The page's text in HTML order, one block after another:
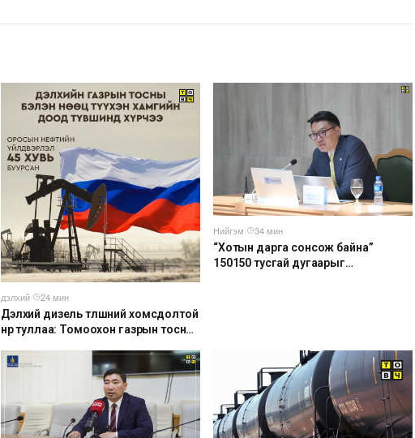
дэлхий·
24 мин
Дэлхий дизель түлшний хомсдолтой
нүүр туллаа: Томоохон газрын тосны
байна
Нийгэм·
34 мин
“Хотын дарга сонсож байна”
150150 тусгай дугаарыг